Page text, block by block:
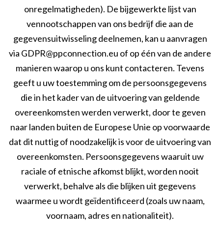
onregelmatigheden). De bijgewerkte lijst van
vennootschappen van ons bedrijf die aan de
gegevensuitwisseling deelnemen, kan u aanvragen
via GDPR@ppconnection.eu of op één van de andere
manieren waarop u ons kunt contacteren. Tevens
geeft u uw toestemming om de persoonsgegevens
die in het kader van de uitvoering van geldende
overeenkomsten werden verwerkt, door te geven
naar landen buiten de Europese Unie op voorwaarde
dat dit nuttig of noodzakelijk is voor de uitvoering van
overeenkomsten. Persoonsgegevens waaruit uw
raciale of etnische afkomst blijkt, worden nooit
verwerkt, behalve als die blijken uit gegevens
waarmee u wordt geïdentificeerd (zoals uw naam,
voornaam, adres en nationaliteit).